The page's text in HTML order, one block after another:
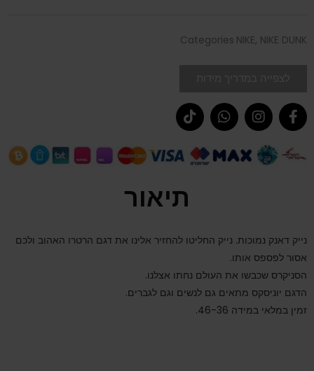
Categories NIKE, NIKE DUNK
תיאור
נייק דאנק נמוכות. נייק החליטו להחזיר אלינו את דגם הרטרו האהוב ולכם
אסור לפספס אותו.
הסניקרס שכבשו את העולם נחתו אצלנו.
הדגם יוניסקס מתאים גם לנשים וגם לגברים.
זמין במלאי במידה 46-36.